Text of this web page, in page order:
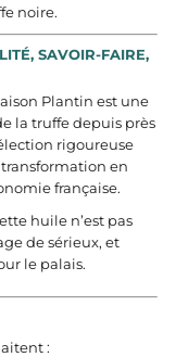
noire.
SAVOIR-FAIRE,
Plantin est une
la truffe depuis près
rigoureuse
en
française.
huile n’est pas
de sérieux, et
le palais.
: